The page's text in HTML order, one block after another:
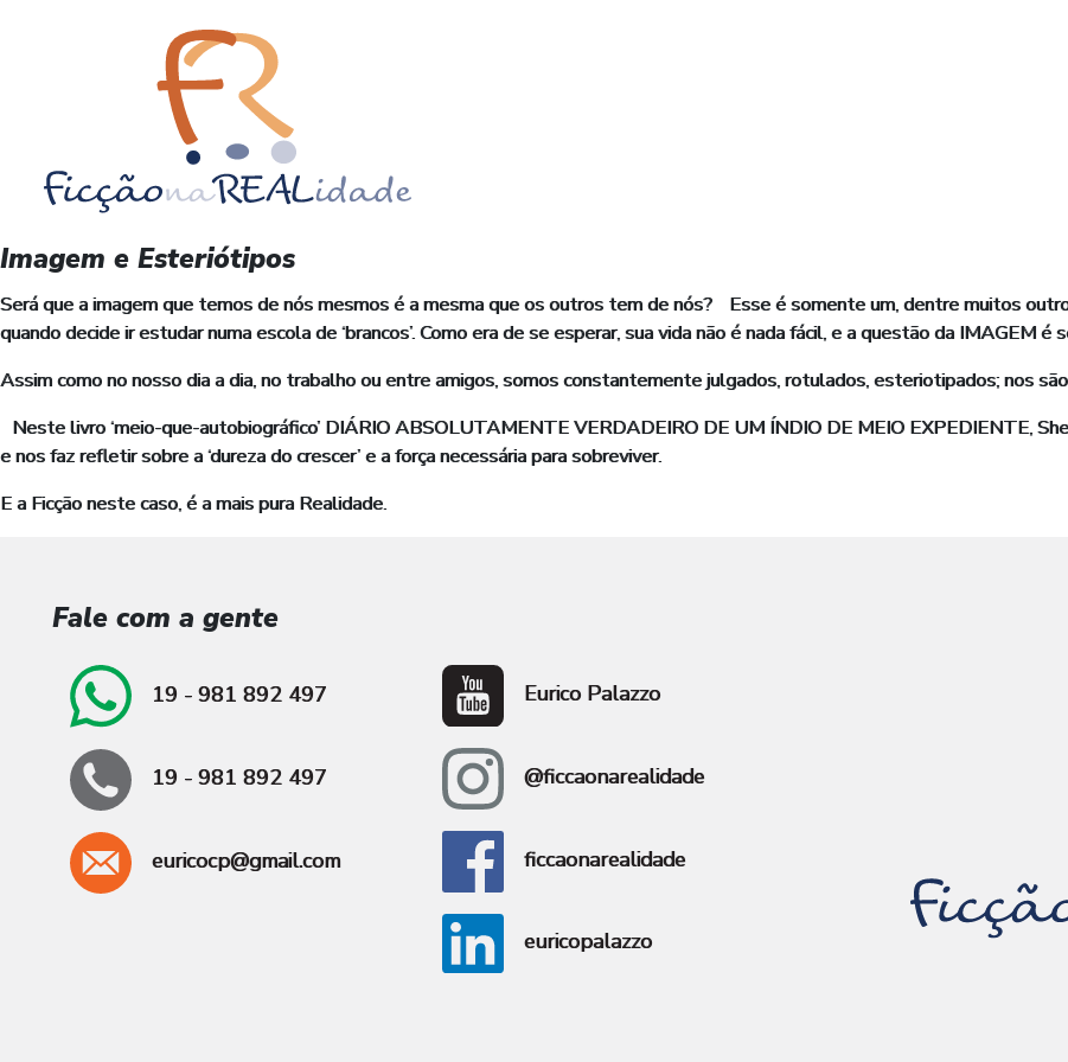
Imagem e Esteriótipos
Será que a imagem que temos de nós mesmos é a mesma que os outros tem de nós? Esse é somente um, dentre muitos
quando decide ir estudar numa escola de ‘brancos’. Como era de se esperar, sua vida não é nada fácil, e a questão da IMAGEM é
Assim como no nosso dia a dia, no trabalho ou entre amigos, somos constantemente julgados, rotulados, esteriotipados; nos
Neste livro ‘meio-que-autobiográfico’ DIÁRIO ABSOLUTAMENTE VERDADEIRO DE UM ÍNDIO DE MEIO EXPEDIENTE,
e nos faz refletir sobre a ‘dureza do crescer’ e a força necessária para sobreviver.
E a Ficção neste caso, é a mais pura Realidade.
Fale com a gente
19 - 981 892 497
19 - 981 892 497
euricocp@gmail.com
Eurico Palazzo
@ficcaonarealidade
ficcaonarealidade
euricopalazzo